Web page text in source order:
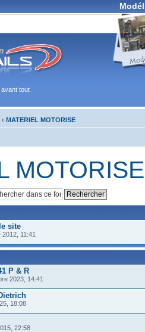
tout
‹ MATERIEL MOTORISE
MOTORISE
site
11:41
P & R
2023, 14:41
18:08
22:58